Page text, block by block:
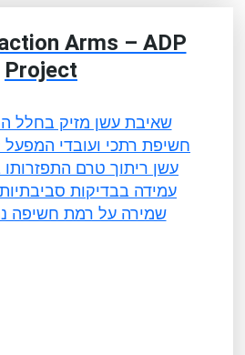
Arms – ADP
Project
שאיבת עשן מזיק בחלל
חשיפת רתכי ועובדי המפעל
עשן ריתוך טרם
עמידה בבדיקות
שמירה על רמת חשיפה